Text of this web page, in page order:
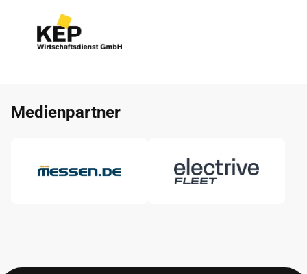
Medienpartner